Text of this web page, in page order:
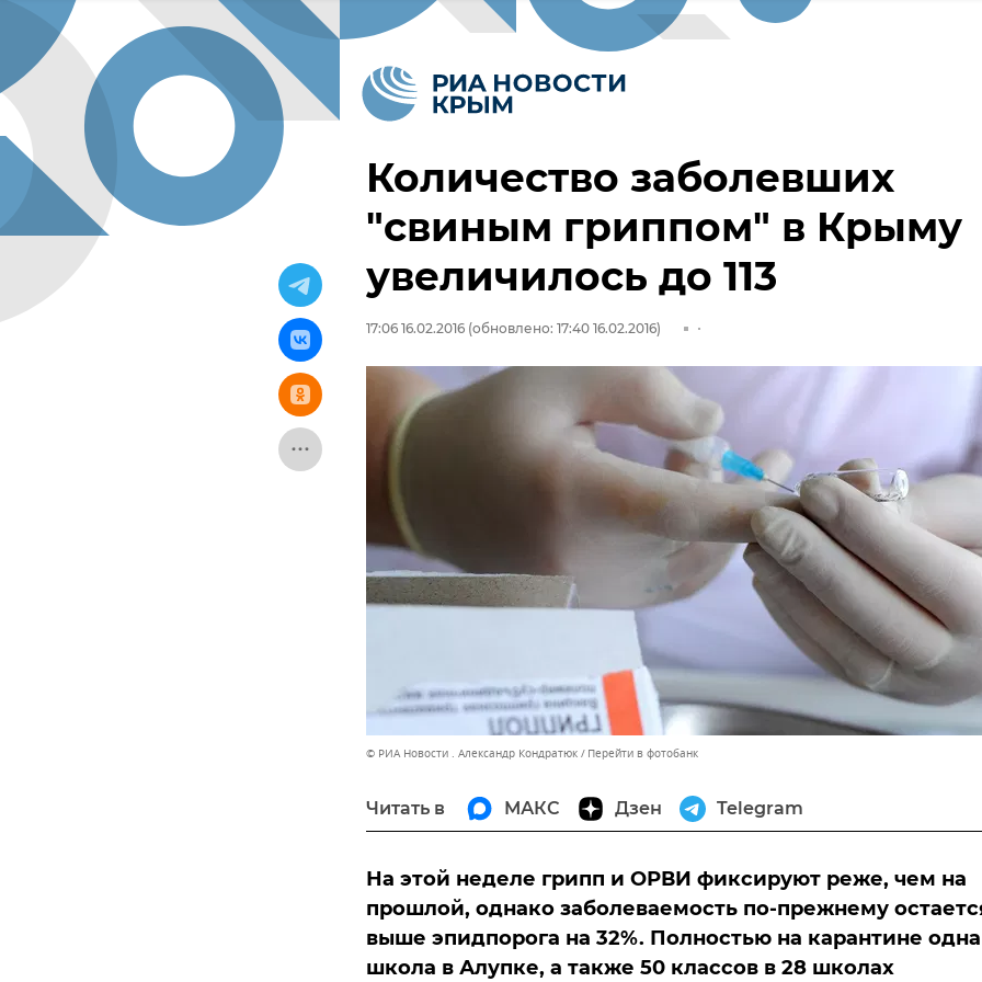
Количество заболевших
"свиным гриппом" в Крыму
увеличилось до 113
17:06 16.02.2016 (обновлено: 17:40 16.02.2016)
© РИА Новости . Александр Кондратюк Перейти в фотобанк
Читать в МАКС Дзен Telegram
На этой неделе грипп и ОРВИ фиксируют реже, чем на
прошлой, однако заболеваемость по-прежнему
выше эпидпорога на 32%. Полностью на карантине одна
школа в Алупке, а также 50 классов в 28 школах